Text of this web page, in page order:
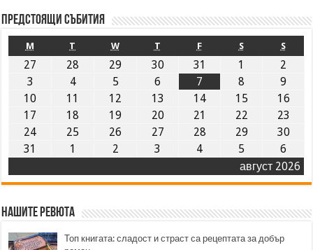
Предстоящи събития
август 2026
M T W T F S S
27 28 29 30 31 1
2
3
4 5 6 7 8
9
10
11 12 13 14 15
16
17
18 19 20 21 22
23
24
25 26 27 28 29
30
31
1 2 3 4 5 6
Нашите ревюта
Топ книгата: сладост и страст са рецептата за добър